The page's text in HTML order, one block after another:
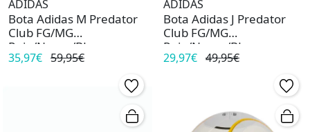
ADIDAS
Bota Adidas M Predator
Club FG/MG
Rojo/Negro/BL
35,97€ 59,95€
ADIDAS
Bota Adidas J Predator
Club FG/MG
Rojo/Negro/BL
29,97€ 49,95€